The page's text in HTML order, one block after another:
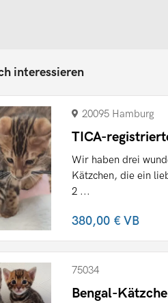
interessieren
20095 Hamburg
TICA-
Wir haben drei
Kätzchen, die ein
2 ...
380,00 €VB
75034
Bengal-